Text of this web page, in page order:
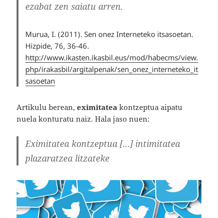
ezabat zen saiatu arren.
Murua, I. (2011). Sen onez Interneteko itsasoetan.
Hizpide, 76,36-46.
http://www.ikasten.ikasbil.eus/mod/habecms/view.
php/irakasbil/argitalpenak/sen_onez_interneteko_it
sasoetan
Artikulu berean,eximitatea kontzeptua aipatu
nuela konturatu naiz. Hala jaso nuen:
Eximitatea kontzeptua […] intimitatea
plazaratzea litzateke